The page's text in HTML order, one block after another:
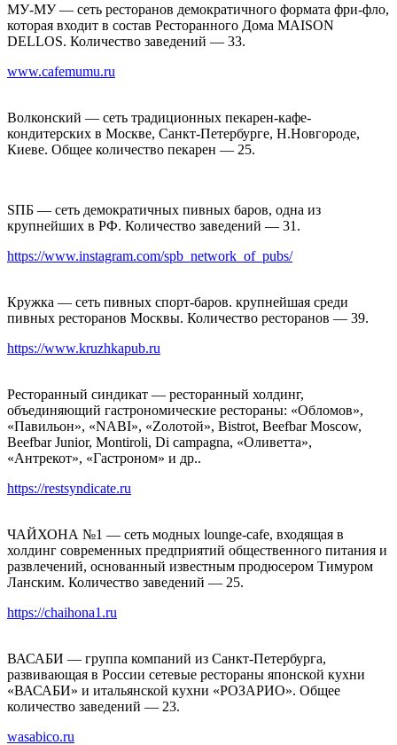
МУ-МУ — сеть ресторанов демократичного формата фри-фло,
которая входит в состав Ресторанного Дома MAISON
DELLOS. Количество заведений — 33.
www.cafemumu.ru
Волконский — сеть традиционных пекарен-кафе-
кондитерских в Москве, Санкт-Петербурге, Н.Новгороде,
Киеве. Общее количество пекарен — 25.
SПБ — сеть демократичных пивных баров, одна из
крупнейших в РФ. Количество заведений — 31.
https://www.instagram.com/spb_network_of_pubs/
Кружка — сеть пивных спорт-баров. крупнейшая среди
пивных ресторанов Москвы. Количество ресторанов — 39.
https://www.kruzhkapub.ru
Ресторанный синдикат — ресторанный холдинг,
объединяющий гастрономические рестораны: «Обломов»,
«Павильон», «NABI», «Zолотой», Bistrot, Beefbar Moscow,
Beefbar Junior, Montiroli, Di campagna, «Оливетта»,
«Антрекот», «Гастроном» и др..
https://restsyndicate.ru
ЧАЙХОНА №1 — сеть модных lounge-cafe, входящая в
холдинг современных предприятий общественного питания и
развлечений, основанный известным продюсером Тимуром
Ланским. Количество заведений — 25.
https://chaihona1.ru
ВАСАБИ — группа компаний из Санкт-Петербурга,
развивающая в России сетевые рестораны японской кухни
«ВАСАБИ» и итальянской кухни «РОЗАРИО». Общее
количество заведений — 23.
wasabico.ru